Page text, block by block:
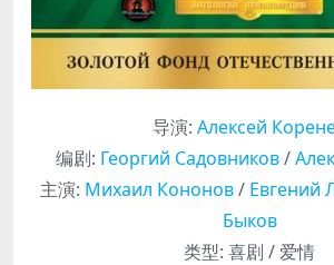
导演: Алексей
编剧: Георгий Садовников/
主演: Михаил Кононов/ Евгений
Быков
类型: 喜剧 / 爱情